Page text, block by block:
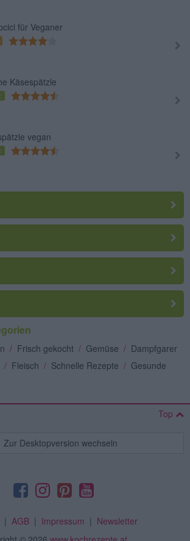
für Veganer
Käsespätzle
vegan
/ Frisch gekocht / Gemüse / Dampfgarer
/ Fleisch / Schnelle Rezepte / Gesunde
Top
Zur Desktopversion wechseln
AGB| Impressum | Newsletter